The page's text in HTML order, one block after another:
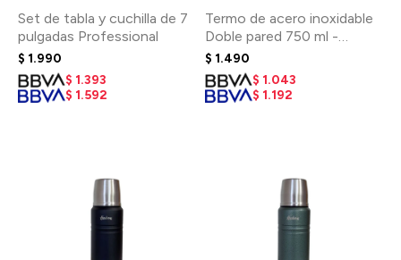
Set de tabla y cuchilla de 7
pulgadas Professional
$ 1.990
$ 1.393
$ 1.592
Termo de acero inoxidable
Doble pared 750 ml -
Blanco
$ 1.490
$ 1.043
$ 1.192